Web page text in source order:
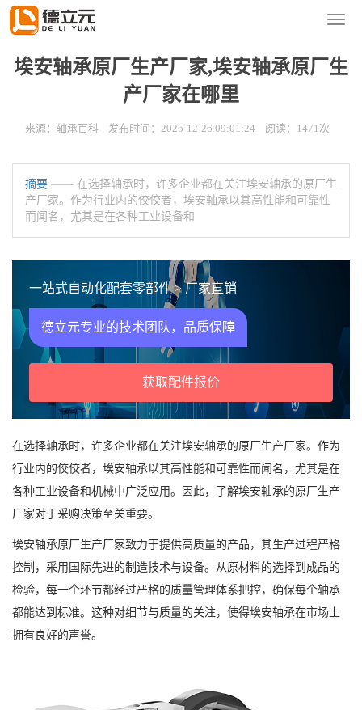
导
菜
单
您的位置：首页
埃安轴承原厂生产厂家,埃安轴承原厂生
产厂家在哪里
来源：轴承百科 发布时间：2025-12-26 09:01:24 阅读：1471次
摘要 —— 在选择轴承时，许多企业都在关注埃安轴承的原厂生
产厂家。作为行业内的佼佼者，埃安轴承以其高性能和可靠性
而闻名，尤其是在各种工业设备和
一站式自动化配套零部件 > 厂家直销
德立元专业的技术团队，品质保障
获取配件报价
在选择轴承时，许多企业都在关注埃安轴承的原厂生产厂家。作为
行业内的佼佼者，埃安轴承以其高性能和可靠性而闻名，尤其是在
各种工业设备和机械中广泛应用。因此，了解埃安轴承的原厂生产
厂家对于采购决策至关重要。
埃安轴承原厂生产厂家致力于提供高质量的产品，其生产过程严格
控制，采用国际先进的制造技术与设备。从原材料的选择到成品的
检验，每一个环节都经过严格的质量管理体系把控，确保每个轴承
都能达到标准。这种对细节与质量的关注，使得埃安轴承在市场上
拥有良好的声誉。